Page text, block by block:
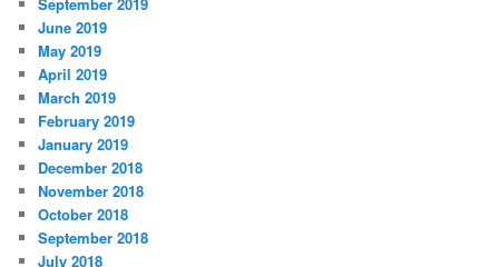
September 2019
June 2019
May 2019
April 2019
March 2019
February 2019
January 2019
December 2018
November 2018
October 2018
September 2018
July 2018